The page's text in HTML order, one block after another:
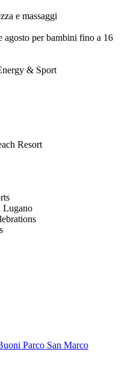
e massaggi
agosto per bambini fino a 16
& Sport
Resort
Lugano
Parco San Marco